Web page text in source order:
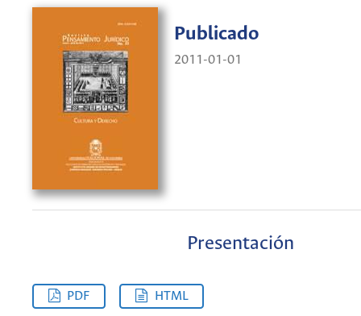
Publicado
2011-01-01
Presentación
PDF HTML